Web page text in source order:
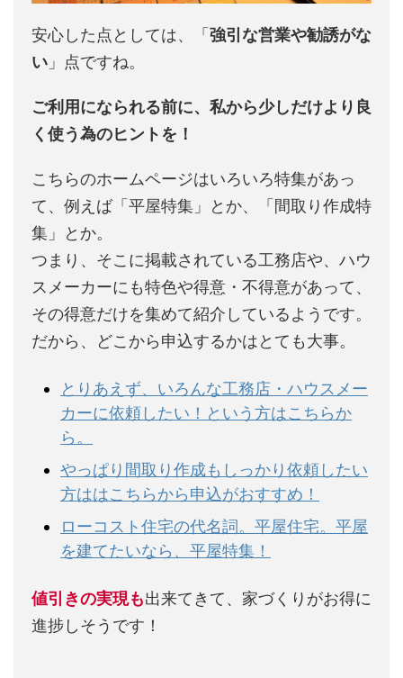
安心した点としては、「強引な営業や勧誘がな
い 」点ですね。
ご利用になられる前に、私から少しだけより良
く使う為のヒントを！
こちらのホームページはいろいろ特集があっ
て、例えば「平屋特集」とか、「間取り作成特
集」とか。
つまり、そこに掲載されている工務店や、ハウ
スメーカーにも特色や得意・不得意があって、
その得意だけを集めて紹介しているようです。
だから、どこから申込するかはとても大事。
とりあえず、いろんな工務店・ハウスメー
カーに依頼したい！という方はこちらか
ら。
やっぱり間取り作成もしっかり依頼したい
方ははこちらから申込がおすすめ！
ローコスト住宅の代名詞。平屋住宅。平屋
を建てたいなら、平屋特集！
値引きの実現も出来てきて、家づくりがお得に
進捗しそうです！